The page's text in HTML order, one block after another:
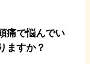
ュー
痛で悩んでい
ますか？